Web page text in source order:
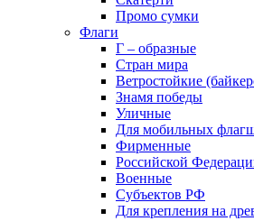
Промо сумки
Флаги
Г – образные
Стран мира
Ветростойкие
Знамя победы
Уличные
Для мобильных
Фирменные
Российской
Военные
Субъектов РФ
Для крепления на